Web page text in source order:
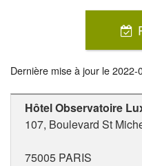
Dernière mise à jour le2022-
Hôtel Observatoire
107, Boulevard St
75005 PARIS